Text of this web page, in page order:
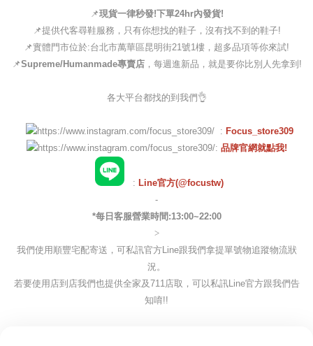
📌現貨一律秒發!下單24hr內發貨!
📌提供代客尋鞋服務，只有你想找的鞋子，沒有找不到的鞋子!
📌實體門市位於:台北市萬華區昆明街21號1樓，超多品項等你來試!
📌Supreme/Humanmade專賣店，每週進新品，就是要你比別人先拿到!
各大平台都找的到我們👌
: Focus_store309
: 品牌官網就點我!
: Line官方(@focustw)
-
*每日客服營業時間:13:00~22:00
>
我們使用順豐宅配寄送，可私訊官方Line跟我們拿提單號物追蹤物流狀
況。
若要使用店到店我們也提供全家及711店取，可以私訊Line官方跟我們告
知唷!!